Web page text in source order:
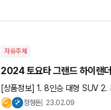
자유주제
2024 토요타 그랜드 하이랜더
[상품정보] 1. 8인승 대형 SUV 2. 최대 트렁크 용량 2775L 3. 컵홀더 13개 4. 가솔린 및 하이브리드 출시 가솔린 :
정형돈 23.02.09